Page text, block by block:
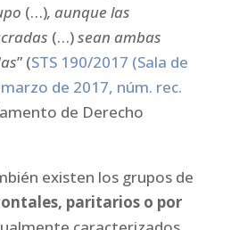
(…), aunque las
(…)sean ambas
” (STS 190/2017 (Sala de
de 2017, núm. rec.
de Derecho
existen los grupos de
paritarios o por